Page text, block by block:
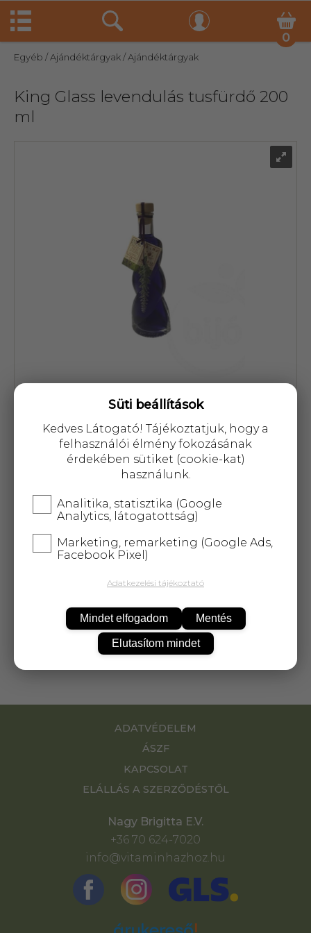
0
Egyéb / Ajándéktárgyak/ Ajándéktárgyak
King Glass levendulás tusfürdő 200
ml
Cikkszám: 57730
2 855 Ft
Különböző formájú díszpalackok levendulás
tusfürdővel palackozva, külső díszítéssel, azonos
vonalkódon. 200-250 ml vegyesen.
ADATVÉDELEM
ÁSZF
KAPCSOLAT
ELÁLLÁS A SZERZŐDÉSTŐL
Nagy Brigitta E.V.
+36 70 624-7020
info@vitaminhazhoz.hu
Süti beállítások
Kedves Látogató! Tájékoztatjuk, hogy a
felhasználói élmény fokozásának
érdekében sütiket (cookie-kat)
használunk.
Analitika, statisztika (Google
Analytics, látogatottság)
Marketing, remarketing (Google Ads,
Facebook Pixel)
Adatkezelési tájékoztató
Mindet elfogadom Mentés
Elutasítom mindet